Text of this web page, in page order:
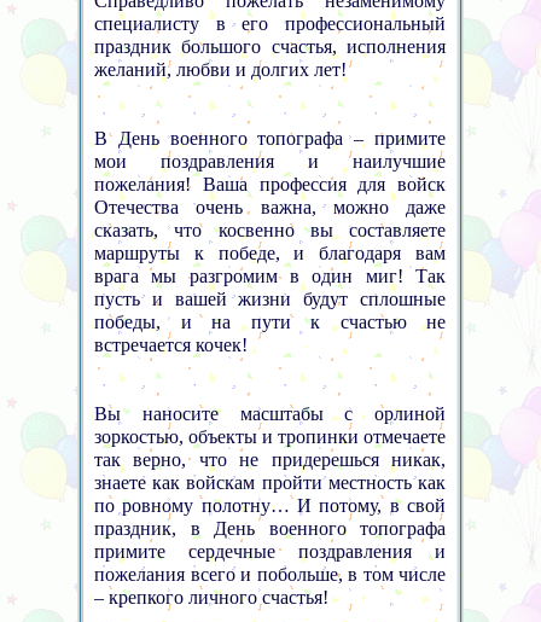
специалисту в его профессиональный
праздник большого счастья, исполнения
желаний, любви и долгих лет!
В День военного топографа – примите
мои поздравления и наилучшие
пожелания! Ваша профессия для войск
Отечества очень важна, можно даже
сказать, что косвенно вы составляете
маршруты к победе, и благодаря вам
врага мы разгромим в один миг! Так
пусть и вашей жизни будут сплошные
победы, и на пути к счастью не
встречается кочек!
Вы наносите масштабы с орлиной
зоркостью, объекты и тропинки отмечаете
так верно, что не придерешься никак,
знаете как войскам пройти местность как
по ровному полотну… И потому, в свой
праздник, в День военного топографа
примите сердечные поздравления и
пожелания всего и побольше, в том числе
– крепкого личного счастья!